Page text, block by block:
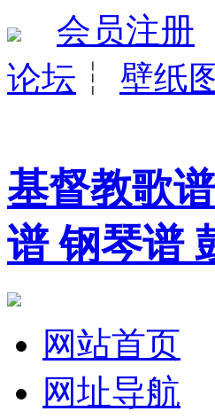
会员注册
论坛 ┆ 壁纸
基督教歌
谱 钢琴谱
网站首页
网址导航